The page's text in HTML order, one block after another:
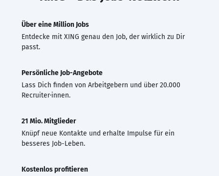
Über eine Million Jobs
Entdecke mit XING genau den Job, der wirklich zu Dir
passt.
Persönliche Job-Angebote
Lass Dich finden von Arbeitgebern und über 20.000
Recruiter·innen.
21 Mio. Mitglieder
Knüpf neue Kontakte und erhalte Impulse für ein
besseres Job-Leben.
Kostenlos profitieren